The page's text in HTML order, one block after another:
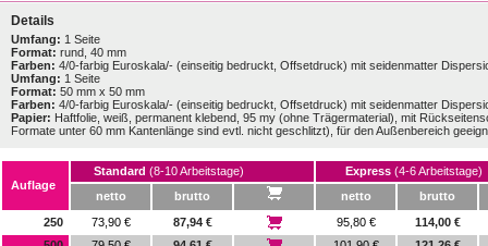
Details
Umfang: 1 Seite
Format: rund, 40 mm
Farben: 4/0-farbig Euroskala/- (einseitig bedruckt, Offsetdruck) mit seidenmatter
Umfang: 1 Seite
Format: 50 mm x 50 mm
Farben: 4/0-farbig Euroskala/- (einseitig bedruckt, Offsetdruck) mit seidenmatter
Papier: Haftfolie, weiß, permanent klebend, 95 my (ohne Trägermaterial), mit
Formate unter 60 mm Kantenlänge sind evtl. nicht geschlitzt), für den Außenbereich
Auflage
Standard (8-10 Arbeitstage) Express (4-6 Arbeitstage)
netto
brutto netto
brutto
250
73,90 € 87,94 € 95,80 €
114,00 €